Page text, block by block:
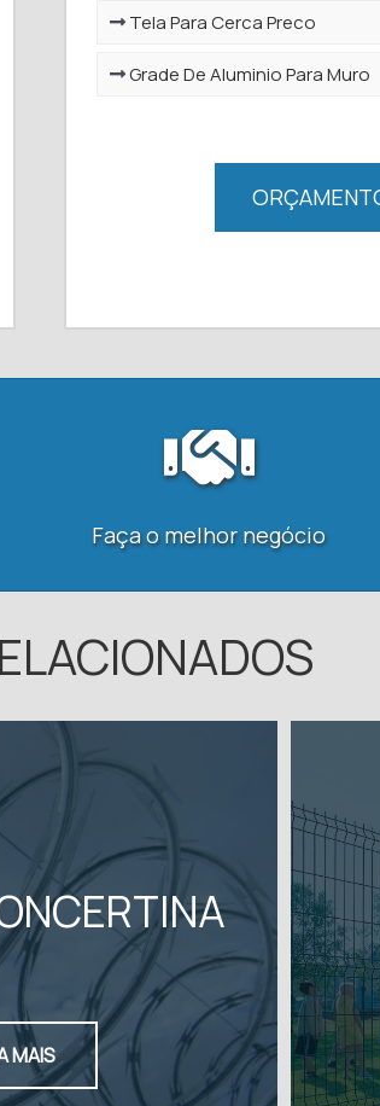
Tela Para Cerca Preco
Grade De Aluminio Para Muro
Faça o melhor negócio
MAIS